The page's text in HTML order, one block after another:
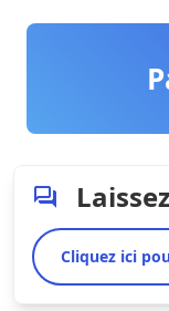
Cliquez ici